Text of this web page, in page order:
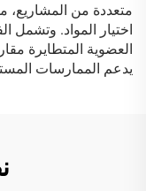
متعددة من
اختيار المواد. وتشمل
العضوية المتطايرة
يدعم الممارسات